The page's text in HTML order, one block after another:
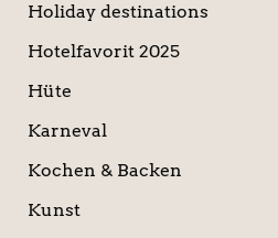
Holiday destinations
Hotelfavorit 2025
Hüte
Karneval
Kochen & Backen
Kunst